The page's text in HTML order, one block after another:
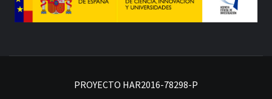
PROYECTO HAR2016-78298-P